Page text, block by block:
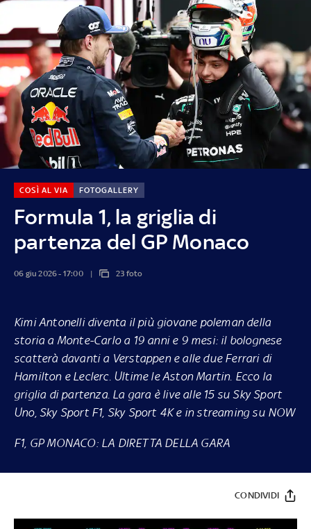
Formula 1, la griglia di
partenza del GP Monaco
COSÌ AL VIA FOTOGALLERY
06 giu 2026 - 17:00 23 foto
Kimi Antonelli diventa il più giovane poleman della
storia a Monte-Carlo a 19 anni e 9 mesi: il bolognese
scatterà davanti a Verstappen e alle due Ferrari di
Hamilton e Leclerc. Ultime le Aston Martin. Ecco la
griglia di partenza. La gara è live alle 15 suSkySport
Uno, Sky Sport F1, Sky Sport 4K e in streaming su NOW
F1, GP MONACO: LA DIRETTA DELLA GARA
CONDIVIDI